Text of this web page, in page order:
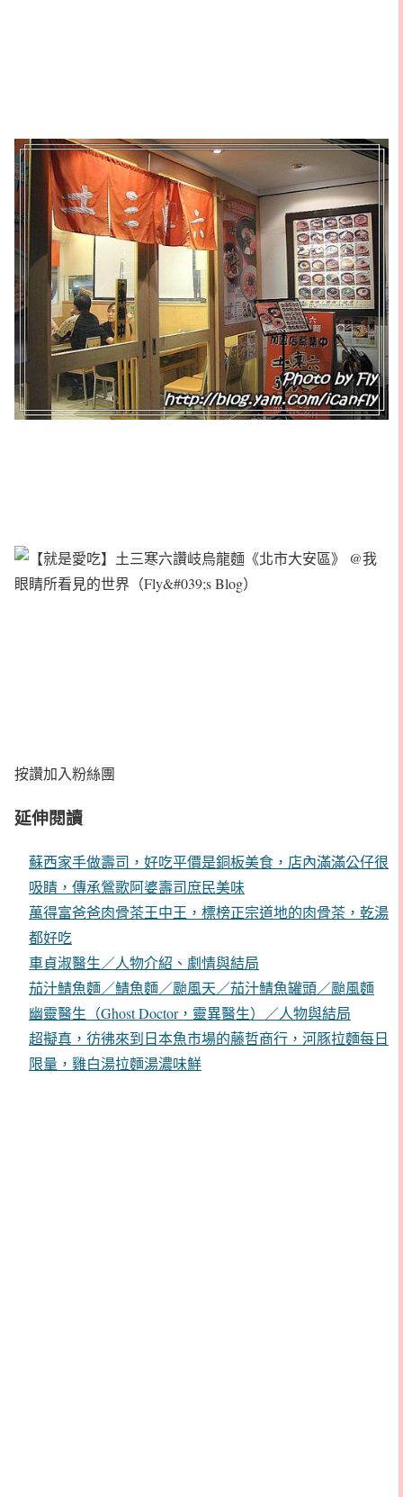
按讚加入粉絲團
延伸閱讀
蘇西家手做壽司，好吃平價是銅板美食，店內滿滿公仔很
吸睛，傳承鶯歌阿婆壽司庶民美味
萬得富爸爸肉骨茶王中王，標榜正宗道地的肉骨茶，乾湯
都好吃
車貞淑醫生／人物介紹、劇情與結局
茄汁鯖魚麵／鯖魚麵／颱風天／茄汁鯖魚罐頭／颱風麵
幽靈醫生（Ghost Doctor，靈異醫生）／人物與結局
超擬真，彷彿來到日本魚市場的藤哲商行，河豚拉麵每日
限量，雞白湯拉麵湯濃味鮮